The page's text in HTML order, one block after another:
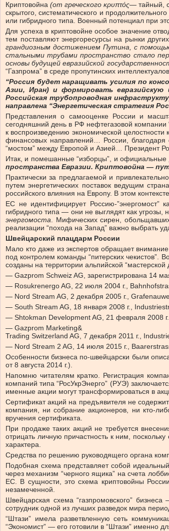
Криптовойна (от греческого κρυπτός— тайный,
скрытого, систематического и
или гибридного типа. Военный потенциал при
Для успеха в криптовойне особое значение
тем поставляют энергоресурсы на рынки
грандиозным достижением Путина, с
стальными трубами пространство стало
основы будущей евразийской
“Газпрома” в среде пропутинских
“Россия будет наращивать усилия по
Азии, Иран) и формировать
Российская трубопроводная
направлена “Энергетическая стратегия
Представления о самооценке России и
сегодняшний день в РФ нефтегазовой
к воспроизведению экономической целостности
финансовых направлений… России,
“мостом” между Европой и Азией… Президент
Итак, и помешанные “изборцы”, и
пространства Евразии. Криптовойна —
Практически за предлагаемой и
путем энергетических поставок ведущим
российского влияния на Европу. В этом
ЕС не идентифицирует Россию-”энергомост”
гибридного типа — они не выглядят как угрозы,
энергомоста . Мифических сирен,
реализации “похода на Запад” важно выбрать
Швейцарский плацдарм России
Мало кто даже из экспертов обращает
под контролем команды “питерских чекистов”.
созданы на территории альпийской “мастерской
— Gazprom Schweiz AG, зарегистрирована 14
— Rosukrenergo AG, 22 июля 2004 г.,
— Nord Stream AG, 2 декабря 2005 г.,
— South Stream AG, 18 января 2008 г.,
— Shtokman Development AG, 21 февраля 2008
— Gazprom Marketing&
Trading Switzerland AG, 7 декабря 2011 г.,
— Nord Stream 2 AG, 14 июля 2015 г.,
Особенности бизнеса по-швейцарски были
от 8 августа 2014 г.).
Напомню читателям кратко. Регистрация
компаний типа “РосУкрЭнерго” (РУЭ)
именные акции могут трансформироваться в
Сертификат акций на предъявителя не
компания, ни собрание акционеров, ни кто-
вручения сертификата.
При продаже таких акций не требуется
отрицать личную причастность к ним,
характера.
Средства по решению руководящего органа
Подобная схема представляет собой
через механизм “черного ящика” на счета
ЕС. В сущности, это схема криптовойны
незамеченной.
Швейцарская схема “газпромовского”
сотрудник одной из лучших разведок мира
“Штази” имела разветвленную сеть
“Экономист” — его готовили в “Штази” именно